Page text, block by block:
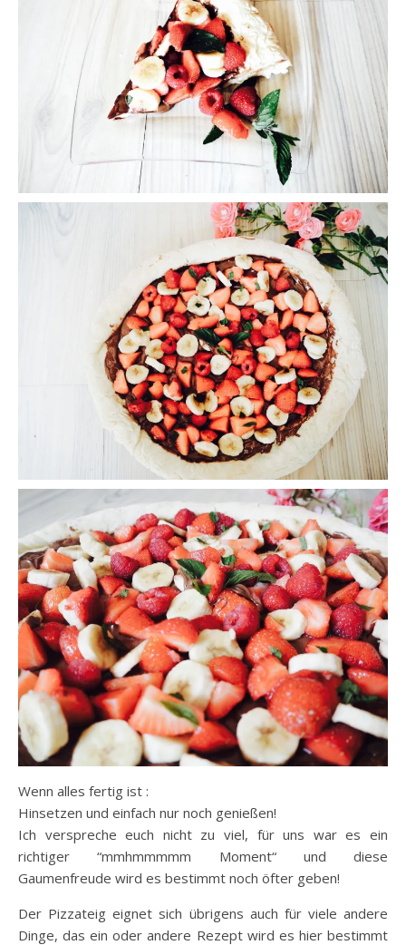
Wenn alles fertig ist :
Hinsetzen und einfach nur noch genießen!
Ich verspreche euch nicht zu viel, für uns war es ein
richtiger “mmhmmmmm Moment“ und diese
Gaumenfreude wird es bestimmt noch öfter geben!
Der Pizzateig eignet sich übrigens auch für viele andere
Dinge, das ein oder andere Rezept wird es hier bestimmt